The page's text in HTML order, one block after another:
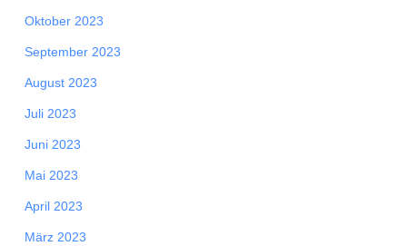
Oktober 2023
September 2023
August 2023
Juli 2023
Juni 2023
Mai 2023
April 2023
März 2023